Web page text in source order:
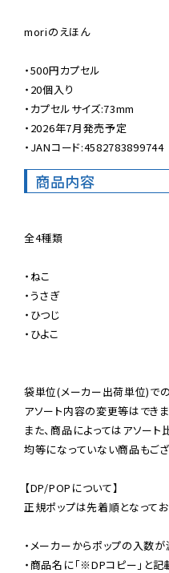
moriのえほん
・500円カプセル
・20個入り
・カプセルサイズ:73mm
・2026年7月発売予定
・JANコード:4582783899744
商品内容
全4種類
・ねこ
・うさぎ
・ひつじ
・ひよこ
袋単位(メーカー出荷単位)で
アソート内容の変更等はできま
また、商品によってはアソート
均等になっていない商品もござ
【DP/POPについて】
正規ポップは先着順となってお
・メーカーからポップの入数
・商品名に「※DPコピー」と